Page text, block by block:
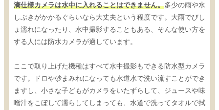
滴仕様カメラは水中に入れることはできません。多少の雨や水
しぶきがかかるぐらいなら大丈夫という程度です。大雨でびし
ょ濡れになったり、水中撮影することもある、そんな使い方を
する人には防水カメラが適しています。
ここで取り上げた機種はすべて水中撮影もできる防水型カメラ
です。ドロや砂まみれになっても水道水で洗い流すことができ
ますし、小さな子どもがカメラをいたずらして、ジュースや味
噌汁をこぼして濡らしてしまっても、水道で洗ってタオルで拭